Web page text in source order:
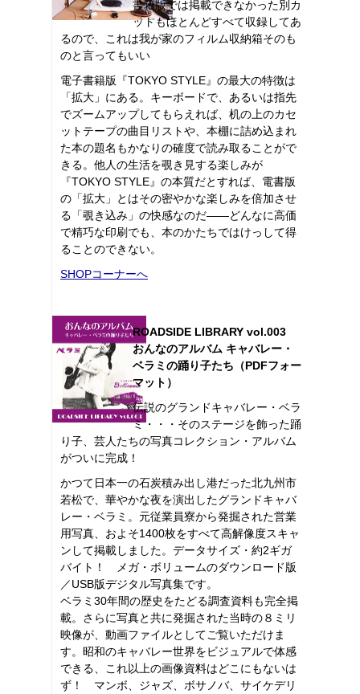
書籍版では掲載できなかった別カ
ットもほとんどすべて収録してあ
るので、これは我が家のフィルム収納箱そのも
のと言ってもいい
電子書籍版『TOKYO STYLE』の最大の特徴は
「拡大」にある。キーボードで、あるいは指先
でズームアップしてもらえれば、机の上のカセ
ットテープの曲目リストや、本棚に詰め込まれ
た本の題名もかなりの確度で読み取ることがで
きる。他人の生活を覗き見する楽しみが
『TOKYO STYLE』の本質だとすれば、電書版
の「拡大」とはその密やかな楽しみを倍加させ
る「覗き込み」の快感なのだ――どんなに高価
で精巧な印刷でも、本のかたちではけっして得
ることのできない。
SHOPコーナーへ
ROADSIDE LIBRARY vol.003
おんなのアルバム キャバレー・
ベラミの踊り子たち（PDFフォー
マット）
伝説のグランドキャバレー・ベラ
ミ・・・そのステージを飾った踊
り子、芸人たちの写真コレクション・アルバム
がついに完成！
かつて日本一の石炭積み出し港だった北九州市
若松で、華やかな夜を演出したグランドキャバ
レー・ベラミ。元従業員寮から発掘された営業
用写真、およそ1400枚をすべて高解像度スキャ
ンして掲載しました。データサイズ・約2ギガ
バイト！ メガ・ボリュームのダウンロード版
／USB版デジタル写真集です。
ベラミ30年間の歴史をたどる調査資料も完全掲
載。さらに写真と共に発掘された当時の８ミリ
映像が、動画ファイルとしてご覧いただけま
す。昭和のキャバレー世界をビジュアルで体感
できる、これ以上の画像資料はどこにもないは
ず！ マンボ、ジャズ、ボサノバ、サイケデリ